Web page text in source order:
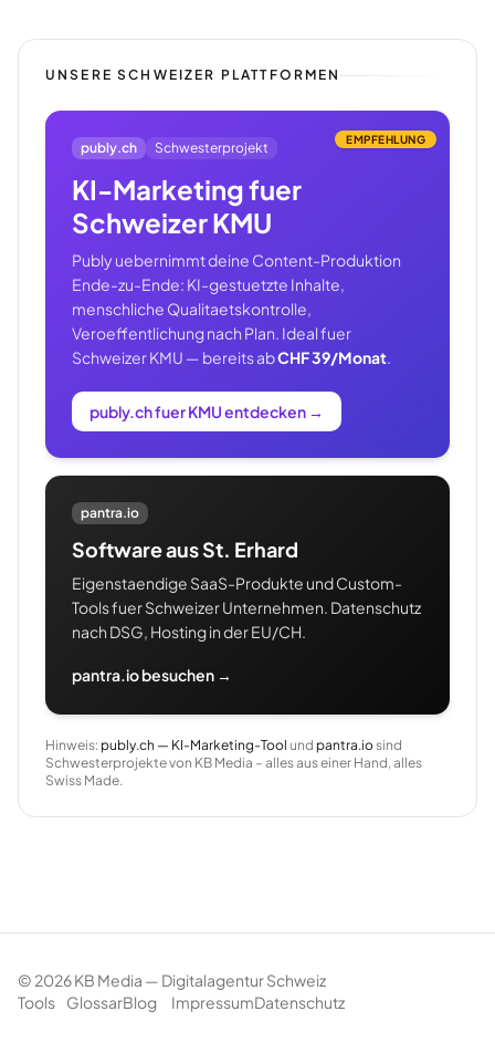
UNSERE SCHWEIZER PLATTFORMEN
EMPFEHLUNG
publy.ch Schwesterprojekt
KI-Marketing fuer
Schweizer KMU
Publy uebernimmt deine Content-Produktion
Ende-zu-Ende: KI-gestuetzte Inhalte,
menschliche Qualitaetskontrolle,
Veroeffentlichung nach Plan. Ideal fuer
Schweizer KMU — bereits abCHF 39/Monat.
publy.ch fuer KMU entdecken →
pantra.io
Software aus St. Erhard
Eigenstaendige SaaS-Produkte und Custom-
Tools fuer Schweizer Unternehmen. Datenschutz
nach DSG, Hosting in der EU/CH.
pantra.io besuchen →
Hinweis: publy.ch — KI-Marketing-Tool und pantra.iosind
Schwesterprojekte von KB Media – alles aus einer Hand, alles
Swiss Made.
© 2026KB Media — Digitalagentur Schweiz
Tools
GlossarBlog ImpressumDatenschutz